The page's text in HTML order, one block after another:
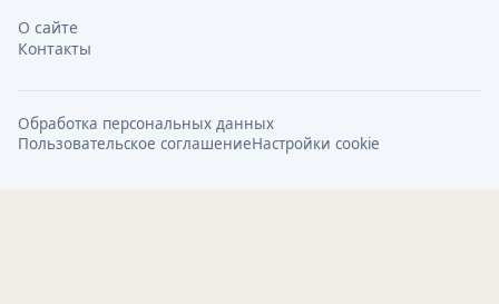
О сайте
Контакты
Обработка персональных данных
Пользовательское соглашениеНастройки cookie